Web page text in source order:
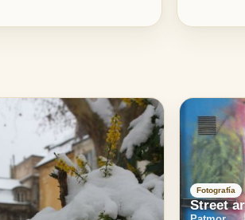
Fotografía
Street